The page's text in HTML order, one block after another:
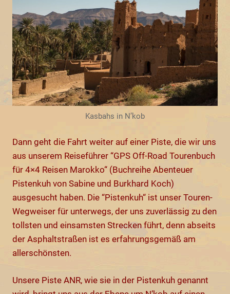
Kasbahs in N’kob
Dann geht die Fahrt weiter auf einer Piste, die wir uns
aus unserem Reiseführer “GPS Off-Road Tourenbuch
für 4×4 Reisen Marokko“ (Buchreihe Abenteuer
Pistenkuh von Sabine und Burkhard Koch)
ausgesucht haben. Die “Pistenkuh“ ist unser Touren-
Wegweiser für unterwegs, der uns zuverlässig zu den
tollsten und einsamsten Strecken führt, denn abseits
der Asphaltstraßen ist es erfahrungsgemäß am
allerschönsten.
Unsere Piste ANR, wie sie in der Pistenkuh genannt